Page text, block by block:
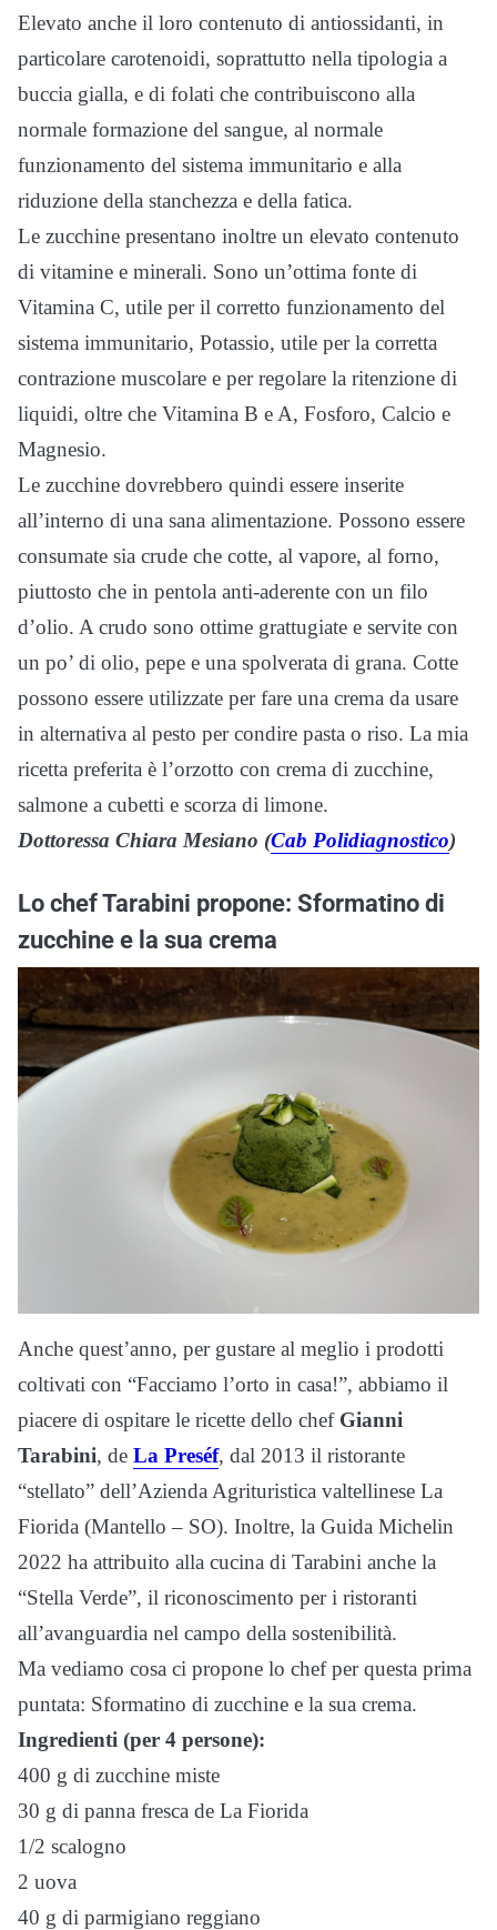
Elevato anche il loro contenuto di antiossidanti, in
particolare carotenoidi, soprattutto nella tipologia a
buccia gialla, e di folati che contribuiscono alla
normale formazione del sangue, al normale
funzionamento del sistema immunitario e alla
riduzione della stanchezza e della fatica.
Le zucchine presentano inoltre un elevato contenuto
di vitamine e minerali. Sono un’ottima fonte di
Vitamina C, utile per il corretto funzionamento del
sistema immunitario, Potassio, utile per la corretta
contrazione muscolare e per regolare la ritenzione di
liquidi, oltre che Vitamina B e A, Fosforo, Calcio e
Magnesio.
Le zucchine dovrebbero quindi essere inserite
all’interno di una sana alimentazione. Possono essere
consumate sia crude che cotte, al vapore, al forno,
piuttosto che in pentola anti-aderente con un filo
d’olio. A crudo sono ottime grattugiate e servite con
un po’ di olio, pepe e una spolverata di grana. Cotte
possono essere utilizzate per fare una crema da usare
in alternativa al pesto per condire pasta o riso. La mia
ricetta preferita è l’orzotto con crema di zucchine,
salmone a cubetti e scorza di limone.
Dottoressa Chiara Mesiano (Cab Polidiagnostico)
Lo chef Tarabini propone: Sformatino di
zucchine e la sua crema
Anche quest’anno, per gustare al meglio i prodotti
coltivati con “Facciamo l’orto in casa!”, abbiamo il
piacere di ospitare le ricette dello chef Gianni
Tarabini, de La Preséf, dal 2013 il ristorante
“stellato” dell’Azienda Agrituristica valtellinese La
Fiorida (Mantello – SO). Inoltre, la Guida Michelin
2022 ha attribuito alla cucina di Tarabini anche la
“Stella Verde”, il riconoscimento per i ristoranti
all’avanguardia nel campo della sostenibilità.
Ma vediamo cosa ci propone lo chef per questa prima
puntata: Sformatino di zucchine e la sua crema.
Ingredienti (per 4 persone):
400 g di zucchine miste
30 g di panna fresca de La Fiorida
1/2 scalogno
2 uova
40 g di parmigiano reggiano